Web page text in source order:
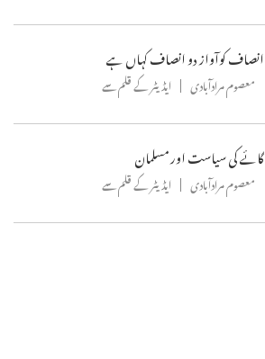
انصاف کوآواز دو انصاف کہاں ہے
معصوم مرادآبادی ایڈیٹر کے قلم سے
گائے کی سیاست اور مسلمان
معصوم مرادآبادی ایڈیٹر کے قلم سے